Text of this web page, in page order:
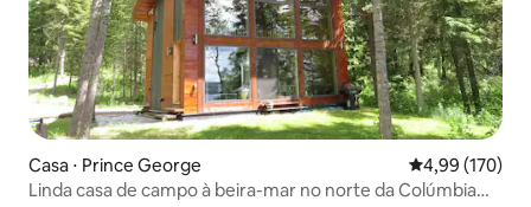
Casa ⋅ Prince George 4,99 de uma
4,99 (170)
Linda casa de campo à beira-mar no norte da Colúmbia